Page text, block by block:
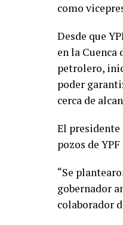
como
Desde que
en la
petrolero,
poder
cerca de
El
pozos de
“Se
gobernador
colaborador